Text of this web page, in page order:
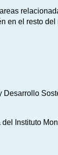
en el resto
Desarrollo
Instituto